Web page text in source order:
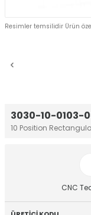
3030-10-0103-
10 Position
Resimler temsilidir Ürün
CNC